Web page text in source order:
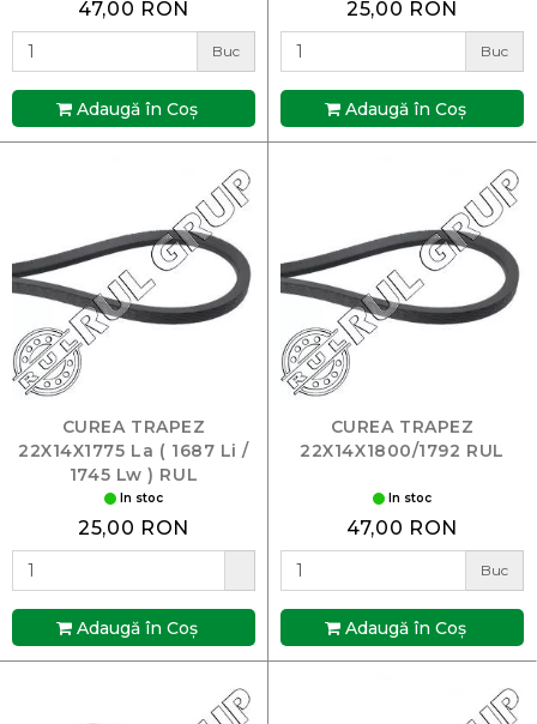
47,00 RON
Buc
Adaugă în Coş
25,00 RON
Buc
Adaugă în Coş
CUREA TRAPEZ
22X14X1775 La ( 1687 Li /
1745 Lw ) RUL
In stoc
25,00 RON
Adaugă în Coş
CUREA TRAPEZ
22X14X1800/1792 RUL
In stoc
47,00 RON
Buc
Adaugă în Coş